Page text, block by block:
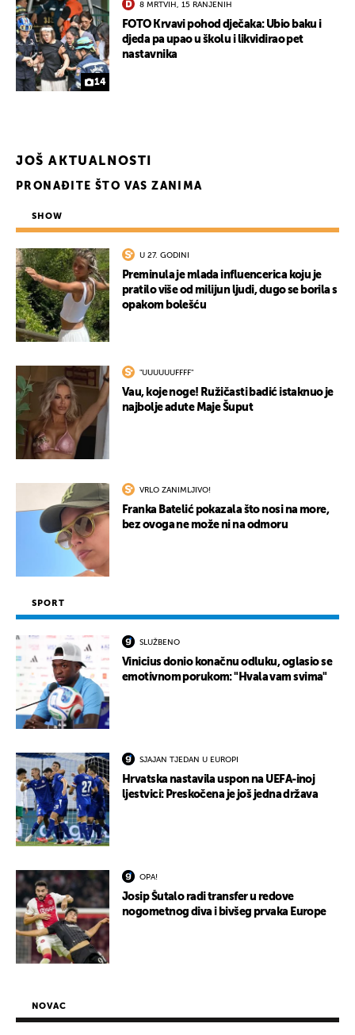
14
8 MRTVIH, 15 RANJENIH
FOTO Krvavi pohod dječaka: Ubio baku i
djeda pa upao u školu i likvidirao pet
nastavnika
JOŠ AKTUALNOSTI
PRONAĐITE ŠTO VAS ZANIMA
SHOW
U 27. GODINI
Preminula je mlada influencerica koju je
pratilo više od milijun ljudi, dugo se borila s
opakom bolešću
"UUUUUUFFFF"
Vau, koje noge! Ružičasti badić istaknuo je
najbolje adute Maje Šuput
VRLO ZANIMLJIVO!
Franka Batelić pokazala što nosi na more,
bez ovoga ne može ni na odmoru
SPORT
SLUŽBENO
Vinicius donio konačnu odluku, oglasio se
emotivnom porukom: "Hvala vam svima"
SJAJAN TJEDAN U EUROPI
Hrvatska nastavila uspon na UEFA-inoj
ljestvici: Preskočena je još jedna država
OPA!
Josip Šutalo radi transfer u redove
nogometnog diva i bivšeg prvaka Europe
NOVAC